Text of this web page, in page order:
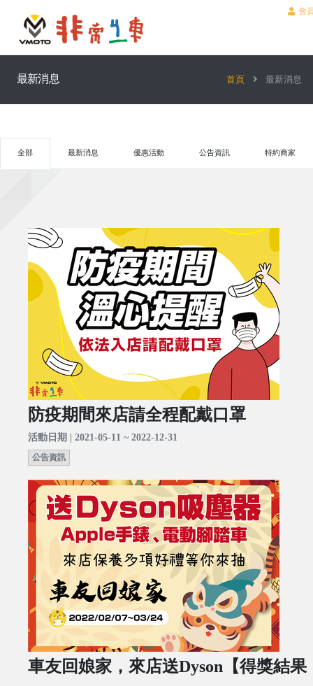
會
最新消息 首頁 最新消息
全部 最新消息 優惠活動 公告資訊 特約商家
防疫期間來店請全程配戴口罩
活動日期 | 2021-05-11 ~ 2022-12-31
公告資訊
車友回娘家，來店送Dyson【得獎結果